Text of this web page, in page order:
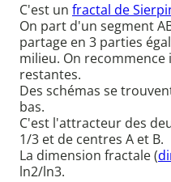
C'est un fractal de
On part d'un segment
partage en 3 parties
milieu. On
restantes.
Des schémas se
bas.
C'est l'attracteur des
1/3 et de centres A et B.
La dimension fractale (
ln2/ln3.